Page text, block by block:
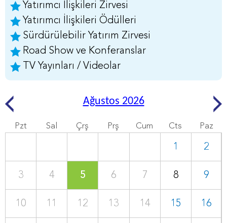
Yatırımcı İlişkileri Zirvesi
Yatırımcı İlişkileri Ödülleri
Sürdürülebilir Yatırım Zirvesi
Road Show ve Konferanslar
TV Yayınları / Videolar
Ağustos 2026
Pzt Sal Çrş Prş Cum Cts Paz
1 2
3 4 5 6 7 8 9
10 11 12 13 14 15 16